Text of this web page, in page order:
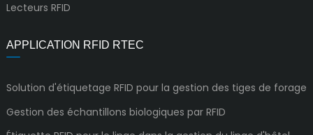
Lecteurs RFID
APPLICATION RFID RTEC
Solution d'étiquetage RFID pour la gestion des tiges de forage
Gestion des échantillons biologiques par RFID